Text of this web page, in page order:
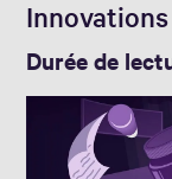
Durée de
Innovations